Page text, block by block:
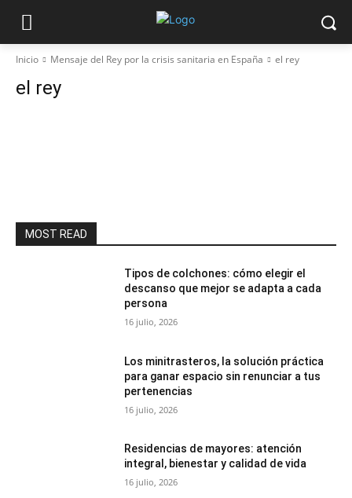
Inicio Mensaje del Rey por la crisis sanitaria en España el rey
el rey
MOST READ
Tipos de colchones: cómo elegir el
descanso que mejor se adapta a cada
persona
16 julio, 2026
Los minitrasteros, la solución práctica
para ganar espacio sin renunciar a tus
pertenencias
16 julio, 2026
Residencias de mayores: atención
integral, bienestar y calidad de vida
16 julio, 2026